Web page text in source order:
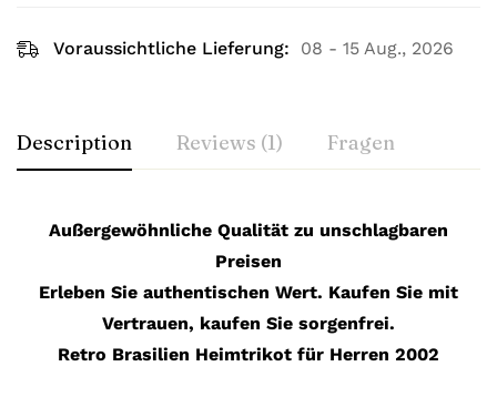
Voraussichtliche Lieferung: 08 - 15 Aug., 2026
Description Reviews (1) Fragen
Außergewöhnliche Qualität zu unschlagbaren
Preisen
Erleben Sie authentischen Wert. Kaufen Sie mit
Vertrauen, kaufen Sie sorgenfrei.
Retro Brasilien Heimtrikot für Herren 2002